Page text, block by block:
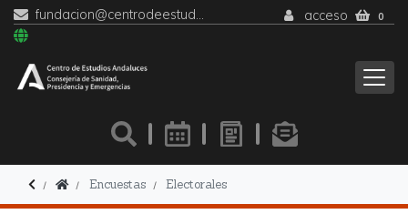
fundacion@centrodeestudiosandaluces.es acceso 0
Encuestas Electorales